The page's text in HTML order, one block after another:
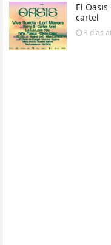
El
cartel
3 días